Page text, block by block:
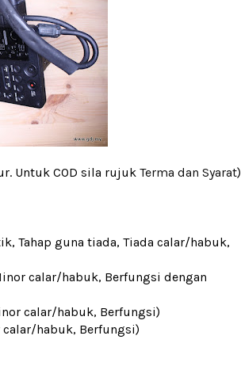
Untuk COD sila rujuk Terma dan Syarat)
Tahap guna tiada, Tiada calar/habuk,
calar/habuk, Berfungsi dengan
calar/habuk, Berfungsi)
calar/habuk, Berfungsi)